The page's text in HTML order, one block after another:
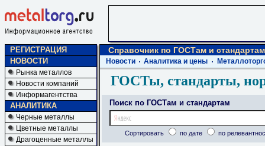
РЕГИСТРАЦИЯ
НОВОСТИ
Рынка металлов
Новости компаний
Информагентства
АНАЛИТИКА
Черные металлы
Цветные металлы
Драгоценные металлы
Справочник по ГОСТам и стандартам
Новости Аналитика и цены
ГОСТы, стандарты,
Поиск по ГОСТам и стандартам
Сортировать по дате по